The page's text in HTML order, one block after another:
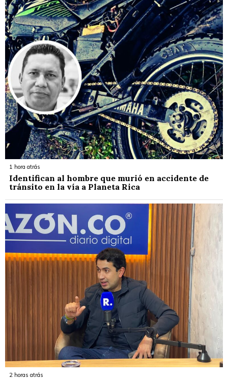
1 hora atrás
Identifican al hombre que murió en accidente de
tránsito en la vía a Planeta Rica
2 horas atrás